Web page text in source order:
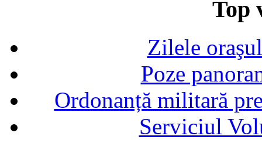
Top
Zilele
Poze
Ordonanță militară
Serviciul